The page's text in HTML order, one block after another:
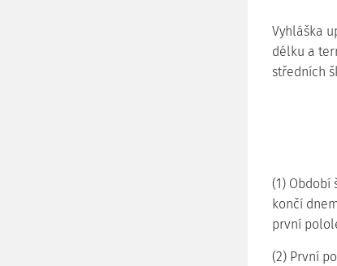
Vyhláška
délku a
středních
(1) Období
končí
první
(2) První